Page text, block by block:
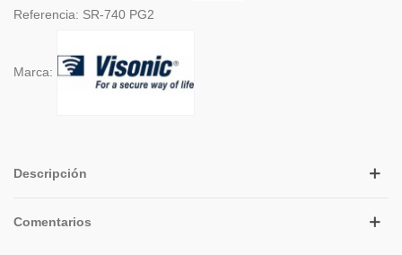
Referencia: SR-740 PG2
Marca:
Descripción
Comentarios